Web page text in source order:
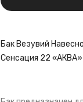
Бак Везувий
Сенсация 22 «АКВА»